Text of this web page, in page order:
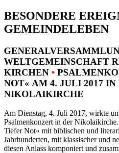
BESONDERE
GEMEINDELEBEN
WELTGEMEINSCHAFT
KIRCHEN •
NOT« AM 4. JULI 2017 IN
NIKOLAIKIRCHE
Am Dienstag, 4. Juli 2017, wirkte
Psalmenkonzert in der
Tiefer Not« mit biblischen und
Jahrhunderten, mit klassischer und
diesen Anlass komponiert und